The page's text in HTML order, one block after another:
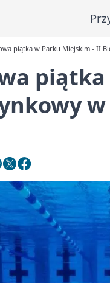
piątka w Parku Miejskim - II